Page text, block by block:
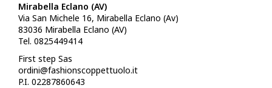
Mirabella Eclano (AV)
Via San Michele 16, Mirabella Eclano (Av)
83036 Mirabella Eclano (AV)
Tel. 0825449414
First step Sas
ordini@fashionscoppettuolo.it
P.I. 02287860643